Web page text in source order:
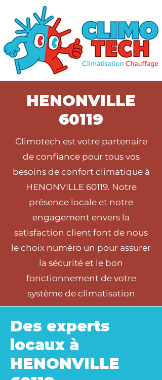
HENONVILLE
60119
Climotech est votre partenaire
de confiance pour tous vos
besoins de confort climatique à
HENONVILLE 60119. Notre
présence locale et notre
engagement envers la
satisfaction client font de nous
le choix numéro un pour assurer
la sécurité et le bon
fonctionnement de votre
système de climatisation
Des experts
locaux à
HENONVILLE